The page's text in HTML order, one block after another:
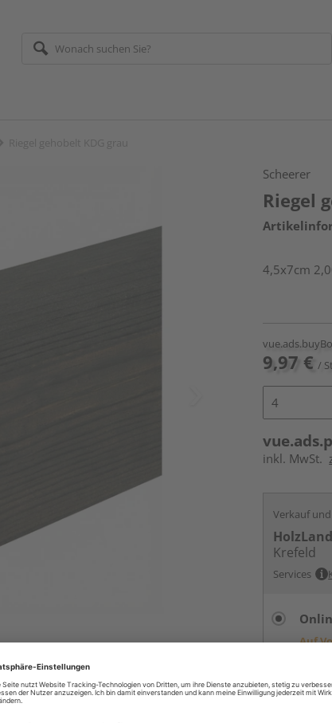
Scheerer
Riegel
4,5x7cm
9,97 € /
inkl. MwSt.
Verkauf
Krefeld
Services
Auf